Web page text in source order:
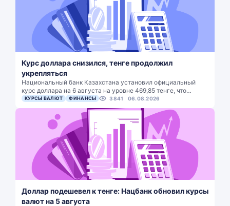
Курс доллара снизился, тенге продолжил
укрепляться
Национальный банк Казахстана установил официальный
курс доллара на 6 августа на уровне 469,85 тенге, что…
КУРСЫ ВАЛЮТ ФИНАНСЫ 3841 06.08.2026
Доллар подешевел к тенге: Нацбанк обновил курсы
валют на 5 августа